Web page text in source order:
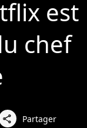
est
chef
share Partager